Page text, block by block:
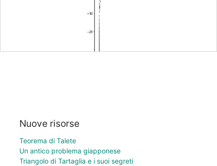
Nuove risorse
Teorema di Talete
Un antico problema giapponese
Triangolo di Tartaglia e i suoi segreti